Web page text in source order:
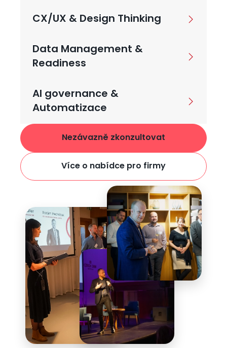
CX/UX & Design Thinking
Data Management &
Readiness
AI governance &
Automatizace
Nezávazně zkonzultovat
Více o nabídce pro firmy
Obrázek
Obrázek
Obrázek